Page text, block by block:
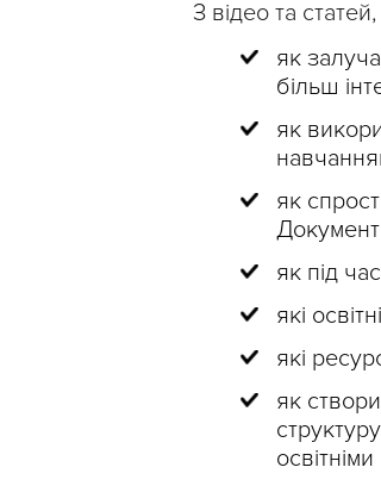
З відео та
як
більш
як
як
як під
які
які
як